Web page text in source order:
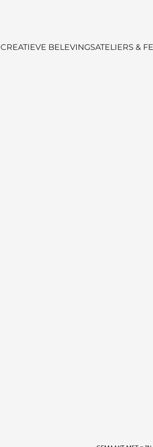
CREATIEVE BELEVINGSATELIERS &